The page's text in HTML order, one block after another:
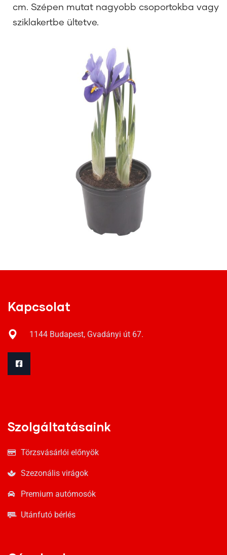
cm. Szépen mutat nagyobb csoportokba vagy
sziklakertbe ültetve.
Kapcsolat
1144 Budapest, Gvadányi út 67.
Szolgáltatásaink
Törzsvásárlói előnyök
Szezonális virágok
Premium autómosók
Utánfutó bérlés